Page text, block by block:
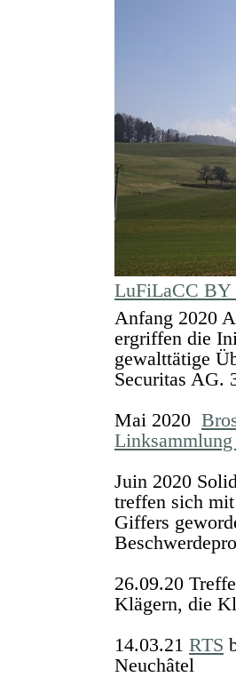
LuFiLaCC BY
Anfang 2020
ergriffen die
gewalttätige
Securitas AG.
Mai 2020
Juin 2020
treffen sich
Giffers
26.09.20
Klägern, die
14.03.21 RTS
Neuchâtel